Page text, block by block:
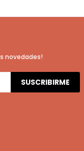
novedades!
SUSCRIBIRME